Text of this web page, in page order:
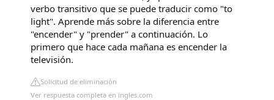
verbo transitivo que se puede traducir como "to
light". Aprende más sobre la diferencia entre
"encender" y "prender" a continuación. Lo
primero que hace cada mañana es encender la
televisión.
Solicitud de eliminación
Ver respuesta completa en ingles.com